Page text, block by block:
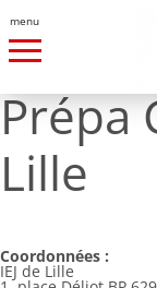
menu
Prépa
Lille
Coordonnées :
IEJ de Lille